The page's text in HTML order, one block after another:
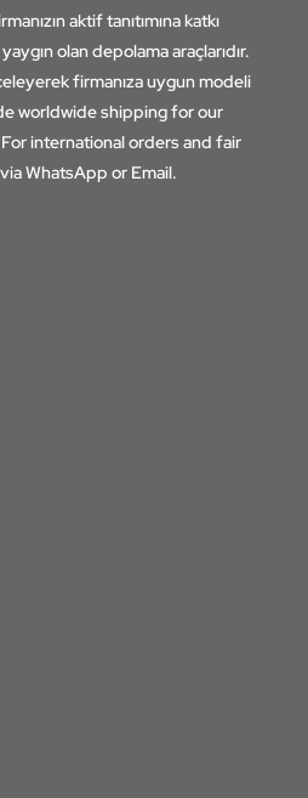
aktif tanıtımına katkı
olan depolama araçlarıdır.
firmanıza uygun modeli
worldwide shipping for our
international orders and fair
WhatsApp or Email.